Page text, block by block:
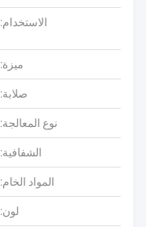
الاستخدام:
ميزة:
صلابة:
نوع المعالجة:
الشفافية:
المواد الخام:
لون: